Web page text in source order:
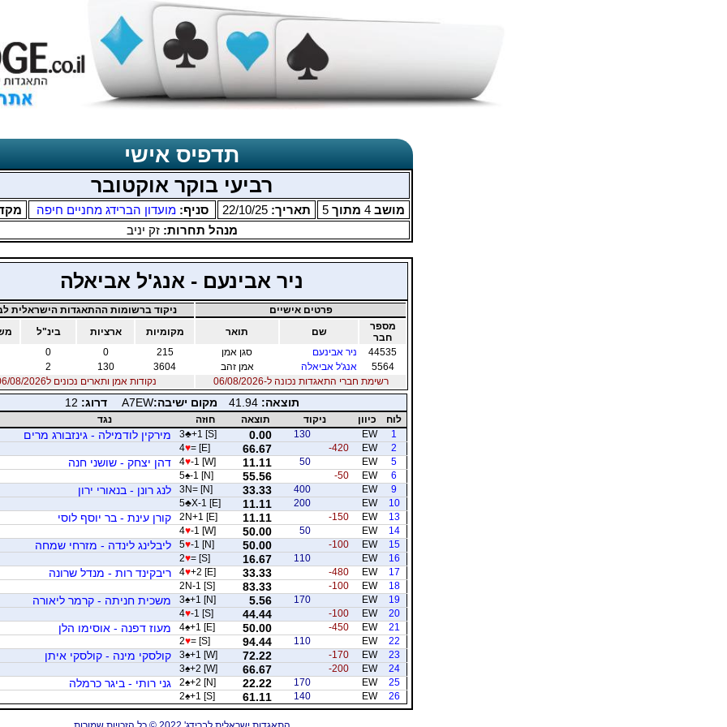
תדפיס אישי
רביעי בוקר אוקטובר
מושב 4 מתוך 5 תאריך: 22/10/25 סניף:מועדון הברידג מחניים חיפה
מנהל תחרות:זק יניב
ניר אבינעם - אנג'ל אביאלה
פרטים אישיים
ניקוד ברשומות ההתאגדות הישראלית
מספר
חבר
שם תואר מקומיות ארציות בינ"ל
44535
ניר אבינעם סגן אמן 215
0
0
5564
אנג'ל אביאלה אמן זהב 3604
130
2
רשימת חברי התאגדות נכונה ל-06/08/2026
נקודות אמן ותארים נכונים ל06/08/2026
תוצאה:41.94 מקום ישיבה:A7EW דרוג: 12
לוח כיוון ניקוד תוצאה חוזה
נגד
1
EW
130
0.00
3♣+1 [S] מירקין לודמילה - גינזבורג מרים
2
EW
-420
66.67
4♥= [E]
5
EW
50
11.11
4♥-1 [W] דהן יצחק - שושני חנה
6
EW
-50
55.56
5♠-1 [N]
9
EW
400
33.33
3N= [N] לנג רונן - בנאורי ירון
10
EW
200
11.11
5♣X-1 [E]
13
EW
-150
11.11
2N+1 [E] קורן עינת - בר יוסף לוסי
14
EW
50
50.00
4♥-1 [W]
15
EW
-100
50.00
5♥-1 [N] ליבלינג לינדה - מזרחי שמחה
16
EW
110
16.67
2♥= [S]
17
EW
-480
33.33
4♥+2 [E] ריבקינד רות - מנדל שרונה
18
EW
-100
83.33
2N-1 [S]
19
EW
170
5.56
3♠+1 [N] משכית חניתה - קרמר ליאורה
20
EW
-100
44.44
4♥-1 [S]
21
EW
-450
50.00
4♠+1 [E] מעוז דפנה - אוסימו הלן
22
EW
110
94.44
2♥= [S]
23
EW
-170
72.22
3♠+1 [W] קולסקי מינה - קולסקי איתן
24
EW
-200
66.67
3♠+2 [W]
25
EW
170
22.22
2♠+2 [N] גני רותי - ביגר כרמלה
26
EW
140
61.11
2♠+1 [S]